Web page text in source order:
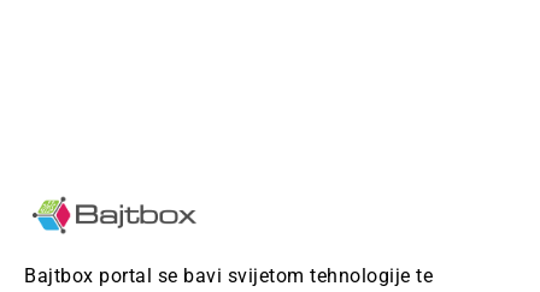
Bajtbox portal se bavi svijetom tehnologije te